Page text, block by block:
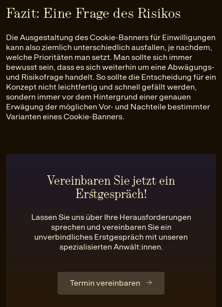
Fazit: Eine Frage des Risikos
Die Ausgestaltung des Cookie-Banners für Einwilligungen
kann also ziemlich unterschiedlich ausfallen, je nachdem,
welche Prioritäten man setzt. Man sollte sich immer
bewusst sein, dass es sich weiterhin um eine Abwägungs-
und Risikofrage handelt. So sollte die Entscheidung für ein
Konzept nicht leichtfertig und schnell gefällt werden,
sondern immer vor dem Hintergrund einer genauen
Erwägung der möglichen Vor- und Nachteile bestimmter
Varianten eines Cookie-Banners.
Vereinbaren Sie jetzt ein
Erstgespräch!
Lassen Sie uns über Ihre Herausforderungen
sprechen und vereinbaren Sie ein
unverbindliches Erstgespräch mit unseren
spezialisierten Anwält:innen.
Termin vereinbaren